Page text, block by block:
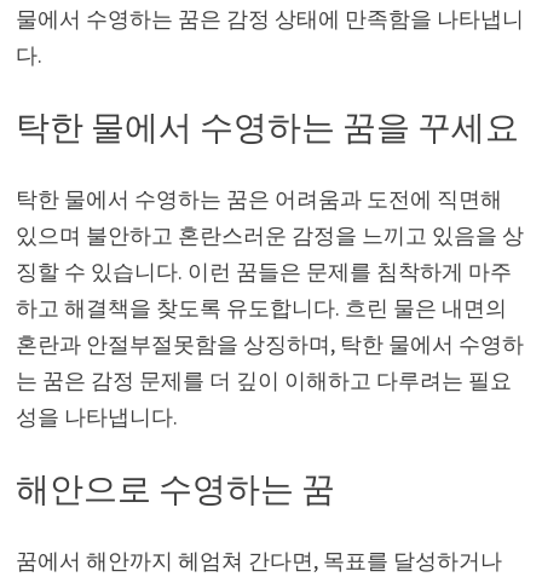
물에서 수영하는 꿈은 감정 상태에 만족함을 나타냅니
다.
탁한 물에서 수영하는 꿈을 꾸세요
탁한 물에서 수영하는 꿈은 어려움과 도전에 직면해
있으며 불안하고 혼란스러운 감정을 느끼고 있음을 상
징할 수 있습니다. 이런 꿈들은 문제를 침착하게 마주
하고 해결책을 찾도록 유도합니다. 흐린 물은 내면의
혼란과 안절부절못함을 상징하며, 탁한 물에서 수영하
는 꿈은 감정 문제를 더 깊이 이해하고 다루려는 필요
성을 나타냅니다.
해안으로 수영하는 꿈
꿈에서 해안까지 헤엄쳐 간다면, 목표를 달성하거나